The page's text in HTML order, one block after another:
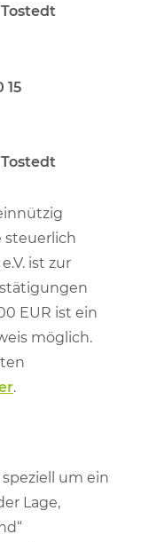
15
steuerlich
ist zur
EUR ist ein
möglich.
.
um ein
Lage,